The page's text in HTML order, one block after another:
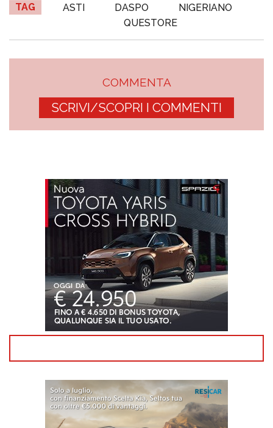
TAG ASTI DASPO
NIGERIANO
QUESTORE
COMMENTA
SCRIVI/SCOPRI I COMMENTI